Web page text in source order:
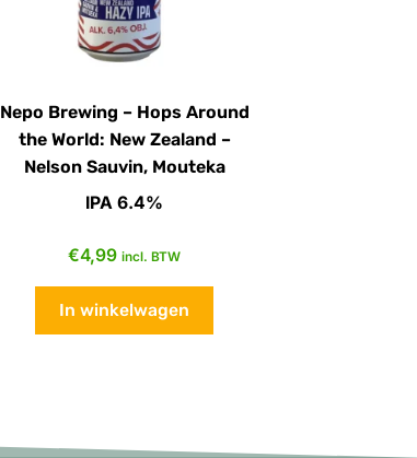
Nepo Brewing – Hops Around
the World: New Zealand –
Nelson Sauvin, Mouteka
IPA 6.4%
€4,99 incl. BTW
In winkelwagen